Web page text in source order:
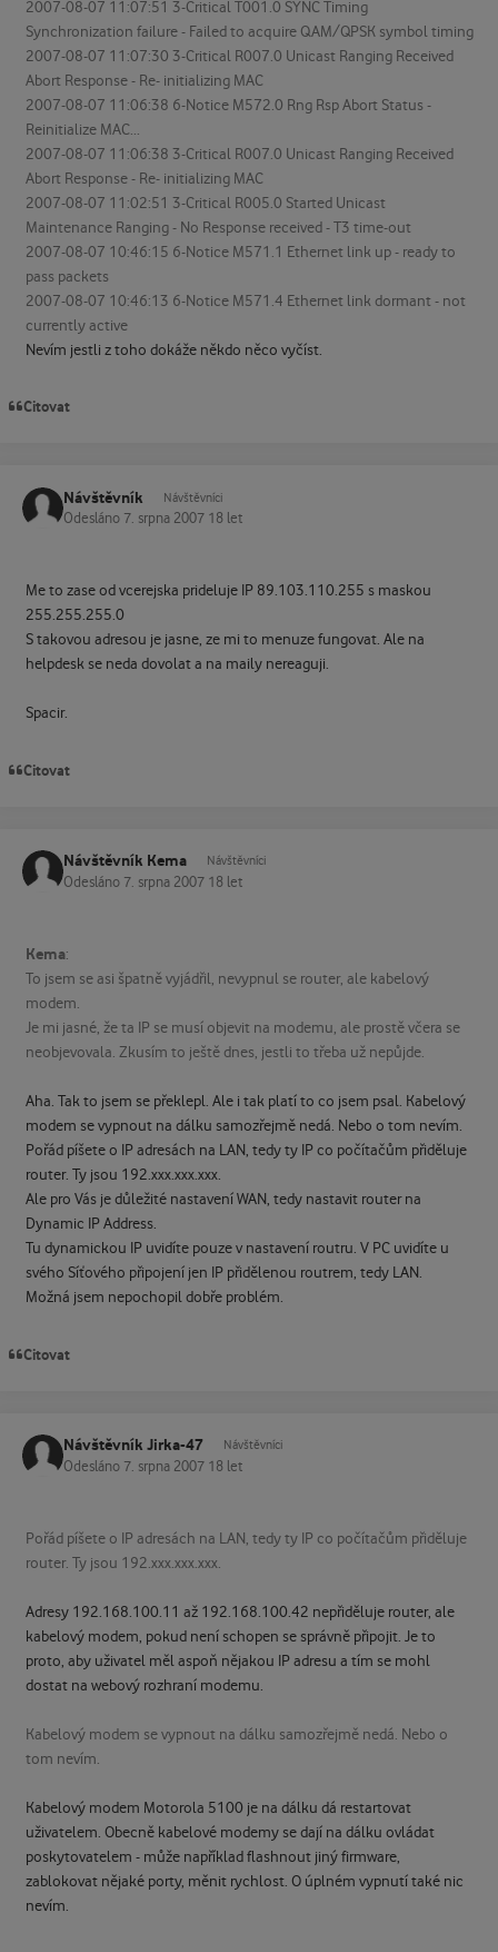
2007-08-07 11:07:51 3-Critical T001.0 SYNC Timing
Synchronization failure - Failed to acquire QAM/QPSK symbol timing
2007-08-07 11:07:30 3-Critical R007.0 Unicast Ranging Received
Abort Response - Re- initializing MAC
2007-08-07 11:06:38 6-Notice M572.0 Rng Rsp Abort Status -
Reinitialize MAC...
2007-08-07 11:06:38 3-Critical R007.0 Unicast Ranging Received
Abort Response - Re- initializing MAC
2007-08-07 11:02:51 3-Critical R005.0 Started Unicast
Maintenance Ranging - No Response received - T3 time-out
2007-08-07 10:46:15 6-Notice M571.1 Ethernet link up - ready to
pass packets
2007-08-07 10:46:13 6-Notice M571.4 Ethernet link dormant - not
currently active
Nevím jestli z toho dokáže někdo něco vyčíst.
Citovat
Návštěvník Návštěvníci
Odesláno 7. srpna 2007 18 let
Me to zase od vcerejska prideluje IP 89.103.110.255 s maskou
255.255.255.0
S takovou adresou je jasne, ze mi to menuze fungovat. Ale na
helpdesk se neda dovolat a na maily nereaguji.
Spacir.
Citovat
Návštěvník Kema Návštěvníci
Odesláno 7. srpna 2007 18 let
Kema:
To jsem se asi špatně vyjádřil, nevypnul se router, ale kabelový
modem.
Je mi jasné, že ta IP se musí objevit na modemu, ale prostě včera se
neobjevovala. Zkusím to ještě dnes, jestli to třeba už nepůjde.
Aha. Tak to jsem se překlepl. Ale i tak platí to co jsem psal. Kabelový
modem se vypnout na dálku samozřejmě nedá. Nebo o tom nevím.
Pořád píšete o IP adresách na LAN, tedy ty IP co počítačům přiděluje
router. Ty jsou 192.xxx.xxx.xxx.
Ale pro Vás je důležité nastavení WAN, tedy nastavit router na
Dynamic IP Address.
Tu dynamickou IP uvidíte pouze v nastavení routru. V PC uvidíte u
svého Síťového připojení jen IP přidělenou routrem, tedy LAN.
Možná jsem nepochopil dobře problém.
Citovat
Návštěvník Jirka-47 Návštěvníci
Odesláno 7. srpna 2007 18 let
Pořád píšete o IP adresách na LAN, tedy ty IP co počítačům přiděluje
router. Ty jsou 192.xxx.xxx.xxx.
Adresy 192.168.100.11 až 192.168.100.42 nepřiděluje router, ale
kabelový modem, pokud není schopen se správně připojit. Je to
proto, aby uživatel měl aspoň nějakou IP adresu a tím se mohl
dostat na webový rozhraní modemu.
Kabelový modem se vypnout na dálku samozřejmě nedá. Nebo o
tom nevím.
Kabelový modem Motorola 5100 je na dálku dá restartovat
uživatelem. Obecně kabelové modemy se dají na dálku ovládat
poskytovatelem - může například flashnout jiný firmware,
zablokovat nějaké porty, měnit rychlost. O úplném vypnutí také nic
nevím.